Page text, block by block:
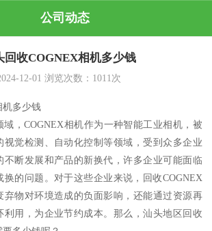
公司动态
回收COGNEX相机多少钱
12-01 浏览次数： 1011次
机多少钱
，COGNEX相机作为一种智能工业相机，被
视觉检测、自动化控制等领域，受到众多企业
不断发展和产品的新换代，许多企业可能面临
换的问题。对于这些企业来说，回收COGNEX
弃物对环境造成的负面影响，还能通过资源再
利用，为企业节约成本。那么，汕头地区回收